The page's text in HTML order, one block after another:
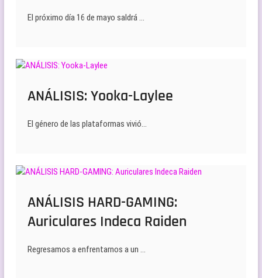
El próximo día 16 de mayo saldrá …
ANÁLISIS: Yooka-Laylee
El género de las plataformas vivió…
ANÁLISIS HARD-GAMING:
Auriculares Indeca Raiden
Regresamos a enfrentarnos a un …